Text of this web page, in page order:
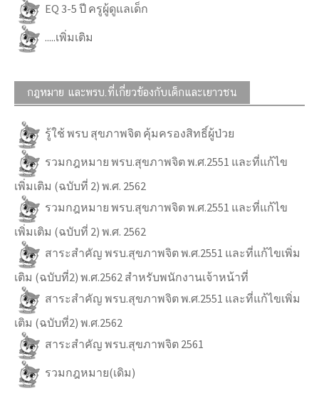
EQ 3-5 ปี ครูผู้ดูแลเด็ก
.....เพิ่มเติม
กฎหมาย และพรบ.ที่เกี่ยวข้องกับเด็กและเยาวชน
รู้ใช้ พรบ สุขภาพจิต คุ้มครองสิทธิ์ผู้ป่วย
รวมกฎหมาย พรบ.สุขภาพจิต พ.ศ.2551 และที่แก้ไข
เพิ่มเติม (ฉบับที่ 2) พ.ศ. 2562
รวมกฎหมาย พรบ.สุขภาพจิต พ.ศ.2551 และที่แก้ไข
เพิ่มเติม (ฉบับที่ 2) พ.ศ. 2562
สาระสำคัญ พรบ.สุขภาพจิต พ.ศ.2551 และที่แก้ไขเพิ่ม
เติม (ฉบับที่2) พ.ศ.2562 สำหรับพนักงานเจ้าหน้าที่
สาระสำคัญ พรบ.สุขภาพจิต พ.ศ.2551 และที่แก้ไขเพิ่ม
เติม (ฉบับที่2) พ.ศ.2562
สาระสำคัญ พรบ.สุขภาพจิต 2561
รวมกฎหมาย(เดิม)